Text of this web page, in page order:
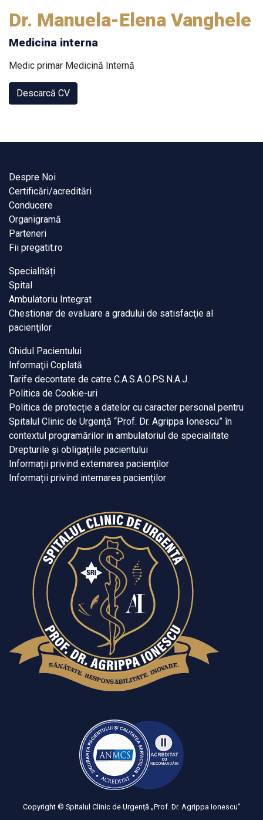
Dr. Manuela-Elena Vanghele
Medicina interna
Medic primar Medicină Internă
Descarcă CV
Despre Noi
Certificări/acreditări
Conducere
Organigramă
Parteneri
Fii pregatit.ro
Specialități
Spital
Ambulatoriu Integrat
Chestionar de evaluare a gradului de satisfacţie al
pacienţilor
Ghidul Pacientului
Informaţii Coplată
Tarife decontate de catre C.A.S.A.O.P.S.N.A.J.
Politica de Cookie-uri
Politica de protecție a datelor cu caracter personal pentru
Spitalul Clinic de Urgență “Prof. Dr. Agrippa Ionescu” în
contextul programărilor in ambulatoriul de specialitate
Drepturile și obligațiile pacientului
Informații privind externarea pacienților
Informații privind internarea pacienților
Copyright © Spitalul Clinic de Urgență „Prof. Dr. Agrippa Ionescu”